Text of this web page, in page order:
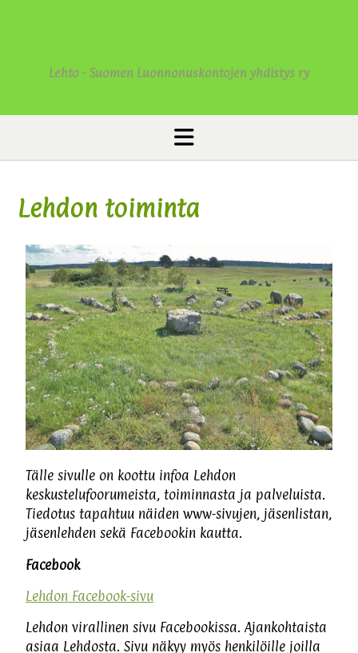
Lehto - Suomen Luonnonuskontojen yhdistys ry
Lehdon toiminta
Tälle sivulle on koottu infoa Lehdon
keskustelufoorumeista, toiminnasta ja palveluista.
Tiedotus tapahtuu näiden www-sivujen, jäsenlistan,
jäsenlehden sekä Facebookin kautta.
Facebook
Lehdon Facebook-sivu
Lehdon virallinen sivu Facebookissa. Ajankohtaista
asiaa Lehdosta. Sivu näkyy myös henkilöille joilla